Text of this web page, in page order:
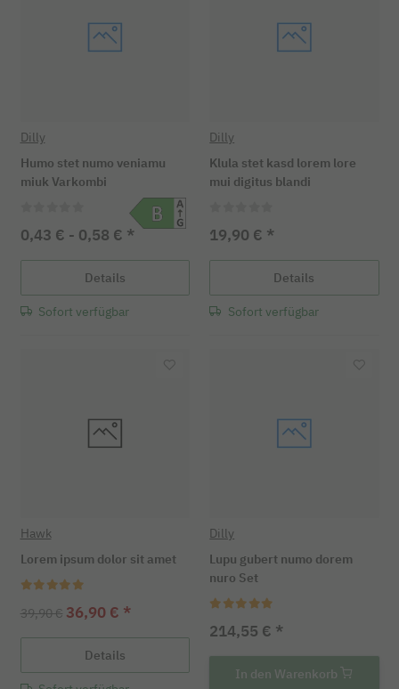
Dilly
Humo stet numo veniamu
miuk Varkombi
0,43 € - 0,58 € *
Details
Sofort verfügbar
Dilly
Klula stet kasd lorem lore
mui digitus blandi
19,90 € *
Details
Sofort verfügbar
Hawk
Lorem ipsum dolor sit amet
39,90 € 36,90 € *
Details
Dilly
Lupu gubert numo dorem
nuro Set
214,55 € *
In den Warenkorb